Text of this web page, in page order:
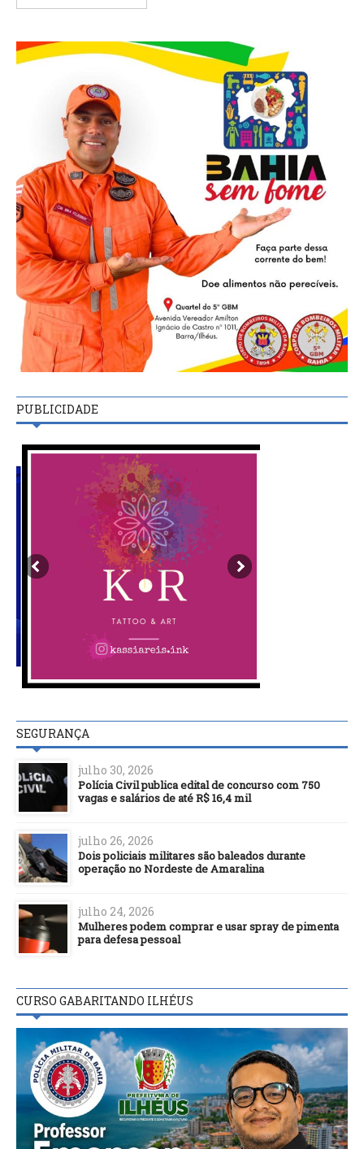
PUBLICIDADE
SEGURANÇA
julho 30, 2026
Polícia Civil publica edital de concurso com 750
vagas e salários de até R$ 16,4 mil
julho 26, 2026
Dois policiais militares são baleados durante
operação no Nordeste de Amaralina
julho 24, 2026
Mulheres podem comprar e usar spray de pimenta
para defesa pessoal
CURSO GABARITANDO ILHÉUS